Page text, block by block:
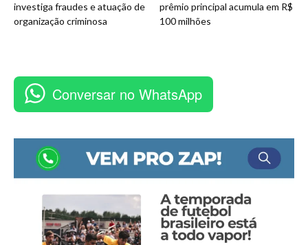
investiga fraudes e atuação de
organização criminosa
prêmio principal acumula em R$
100 milhões
Conversar no WhatsApp